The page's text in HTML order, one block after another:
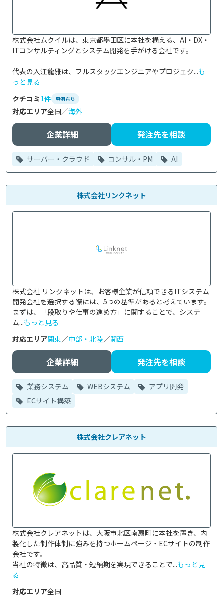
株式会社ムクイルは、東京都墨田区に本社を構える、AI・DX・
ITコンサルティングとシステム開発を手がける会社です。
代表の入江龍雅は、フルスタックエンジニアやプロジェク...も
っと見る
クチコミ1件 事例有り
対応エリア全国／海外
企業詳細 発注先を相談
サーバー・クラウド コンサル・PM AI
株式会社リンクネット
株式会社 リンクネットは、お客様企業が信頼できるITシステム
開発会社を選択する際には、5つの基準があると考えています。
まずは、「段取りや仕事の進め方」に関することで、システ
ム...もっと見る
対応エリア関東／中部・北陸／関西
企業詳細 発注先を相談
業務システム WEBシステム
アプリ開発
ECサイト構築
株式会社クレアネット
株式会社クレアネットは、大阪市北区南扇町に本社を置き、内
製化した制作体制に強みを持つホームページ・ECサイトの制作
会社です。
当社の特徴は、高品質・短納期を実現できることで...もっと見
る
対応エリア全国